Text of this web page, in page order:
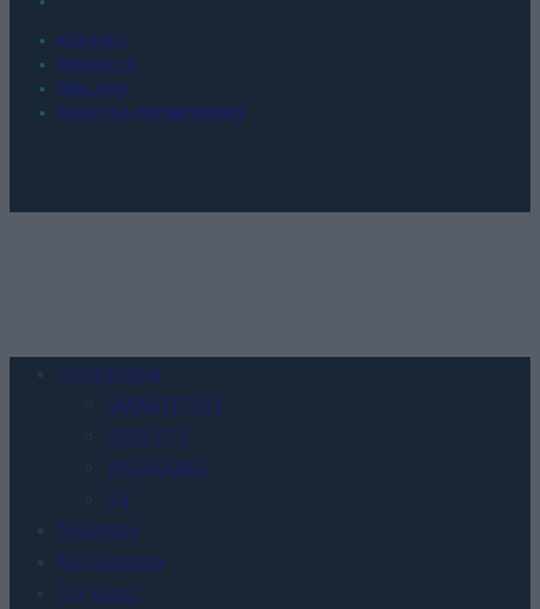
KONTAKT
REDAKCJA
REKLAMA
POLITYKA PRYWATNOŚCI
Urządzenia
SMARTFONY
TABLETY
WEARABLE
TV
Recenzje
Porównania
Co kupić